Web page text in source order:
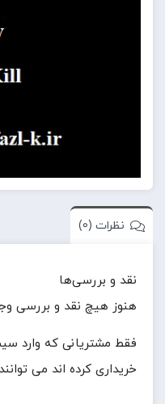
نظرات (0)
نقد و بررسی‌ها
هنوز هیچ نقد و بررسی
فقط مشتریانی که وارد
خریداری کرده اند می